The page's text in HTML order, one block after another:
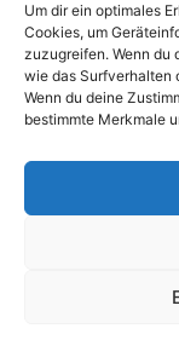
Um dir ein optimales
Cookies, um
zuzugreifen. Wenn du
wie das Surfverhalten
Wenn du deine
bestimmte Merkmale
h
i
v
Unterstützt